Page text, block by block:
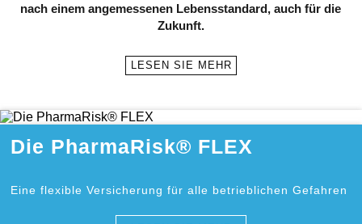
nach einem angemessenen Lebensstandard, auch für die
Zukunft.
LESEN SIE MEHR
Die PharmaRisk® FLEX
Eine flexible Versicherung für alle betrieblichen Gefahren